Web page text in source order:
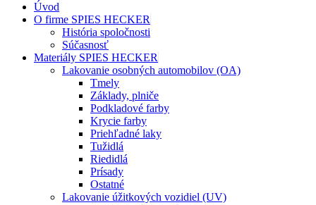
Úvod
O firme SPIES HECKER
História spoločnosti
Súčasnosť
Materiály SPIES HECKER
Lakovanie osobných automobilov (OA)
Tmely
Základy, plniče
Podkladové farby
Krycie farby
Priehľadné laky
Tužidlá
Riedidlá
Prísady
Ostatné
Lakovanie úžitkových vozidiel (UV)